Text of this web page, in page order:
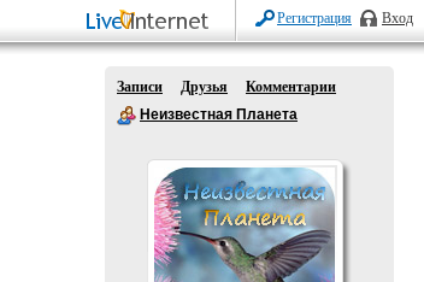
Регистрация Вход
Записи Друзья
Комментарии
Неизвестная Планета